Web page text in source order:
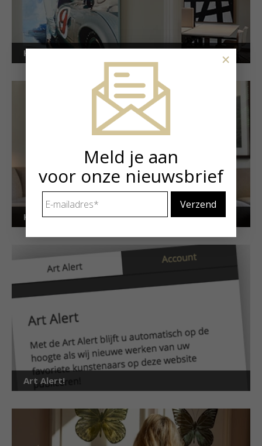
Kunstuitleen voor bedrijven
Kunstuitleen voor particulieren
Art Alert!
Meld je aan
voor onze nieuwsbrief
mailadres *
×